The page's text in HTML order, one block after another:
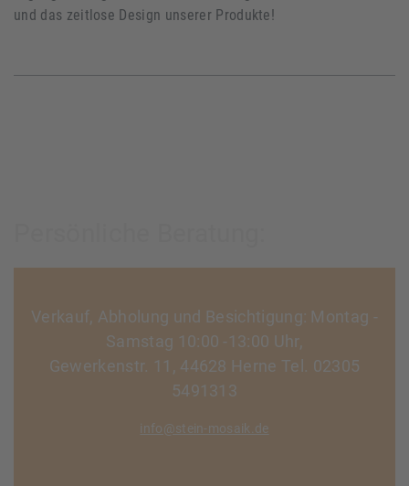
und das zeitlose Design unserer Produkte!
Verkauf, Abholung und Besichtigung: Montag -
Samstag 10:00 -13:00 Uhr,
Gewerkenstr. 11, 44628 Herne Tel. 02305
5491313
info@stein-mosaik.de